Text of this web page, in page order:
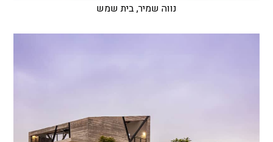
נווה שמיר, בית שמש